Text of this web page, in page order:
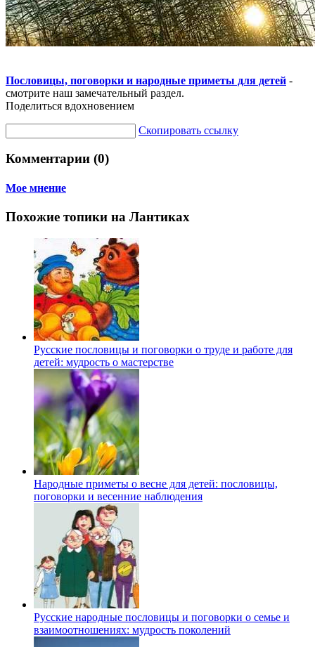
Пословицы, поговорки и народные приметы для детей -
смотрите наш замечательный раздел.
Поделиться вдохновением
Скопировать ссылку
Комментарии (0)
Мое мнение
Похожие топики на Лантиках
Русские пословицы и поговорки о труде и работе для
детей: мудрость о мастерстве
Народные приметы о весне для детей: пословицы,
поговорки и весенние наблюдения
Русские народные пословицы и поговорки о семье и
взаимоотношениях: мудрость поколений